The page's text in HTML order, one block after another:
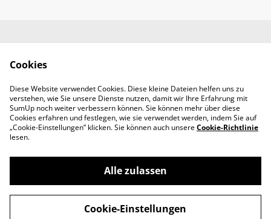
Retoure
Kontakt
©2026SADOYAN Studio
powered by
Cookies
Diese Website verwendet Cookies. Diese kleine Dateien helfen uns zu
verstehen, wie Sie unsere Dienste nutzen, damit wir Ihre Erfahrung mit
SumUp noch weiter verbessern können. Sie können mehr über diese
Cookies erfahren und festlegen, wie sie verwendet werden, indem Sie auf
„Cookie-Einstellungen” klicken. Sie können auch unsereCookie-Richtlinie
lesen.
Alle zulassen
Cookie-Einstellungen